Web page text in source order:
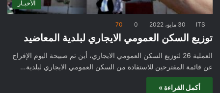
الأخبـار
ITS 30 مايو، 2022 0
70
توزيع السكن العمومي الايجاري لبلدية المعاضيد
العملية 26 لتوزيع السكن العمومي الايجاري، أين تم صبيحة اليوم الإفراج
عن قائمة المقترحين للاستفادة من السكن العمومي الايجاري لبلدية…
أكمل القراءة »